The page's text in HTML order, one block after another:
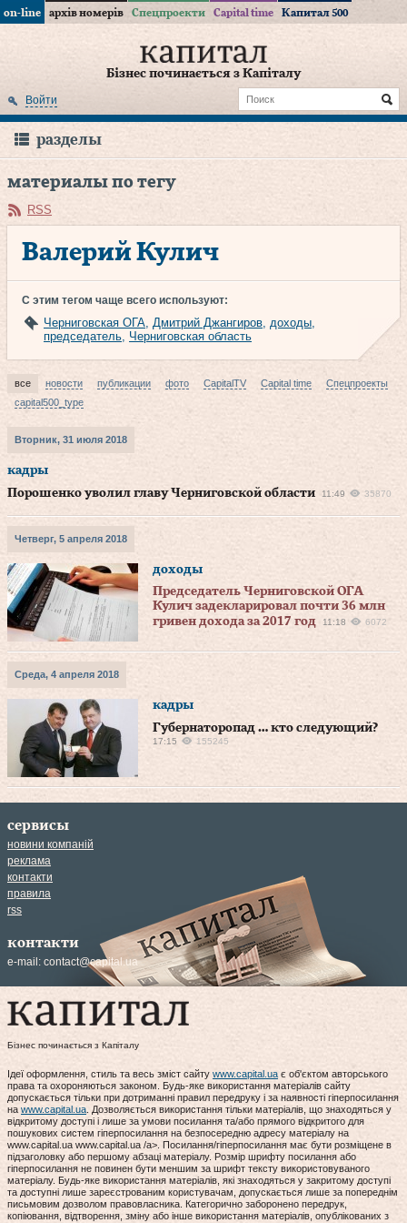
on-line архів номерів Спецпроекти Capital time Капитал 500
Бізнес починається з Капіталу
Войти
разделы
материалы по тегу
RSS
Валерий Кулич
С этим тегом чаще всего используют:
Черниговская ОГА, Дмитрий Джангиров, доходы,
председатель, Черниговская область
все новости публикации фото CapitalTV Capital time
Спецпроекты
capital500_type
Вторник, 31 июля 2018
кадры
Порошенко уволил главу Черниговской области
11:49 35870
Четверг, 5 апреля 2018
доходы
Председатель Черниговской ОГА
Кулич задекларировал почти 36 млн
гривен дохода за 2017 год
11:18 6072
Среда, 4 апреля 2018
кадры
Губернаторопад … кто следующий?
17:15 155245
сервисы
новини компаній
реклама
контакти
правила
rss
контакти
e-mail: contact@capital.ua
Бізнес починається з Капіталу
Ідеї оформлення, стиль та весь зміст сайту www.capital.ua є об'єктом авторського
права та охороняються законом. Будь-яке використання матеріалів сайту
допускається тільки при дотриманні правил передруку і за наявності гіперпосилання
на www.capital.ua . Дозволяється використання тільки матеріалів, що знаходяться у
відкритому доступі і лише за умови посилання та/або прямого відкритого для
пошукових систем гіперпосилання на безпосередню адресу матеріалу на
www.capital.ua www.capital.ua /a>. Посилання/гіперпосилання має бути розміщене в
підзаголовку або першому абзаці матеріалу. Розмір шрифту посилання або
гіперпосилання не повинен бути меншим за шрифт тексту використовуваного
матеріалу. Будь-яке використання матеріалів, які знаходяться у закритому доступі
та доступні лише зареєстрованим користувачам, допускається лише за попереднім
письмовим дозволом правовласника. Категорично заборонено передрук,
копіювання, відтворення, зміну або інше використання матеріалів, опублікованих з